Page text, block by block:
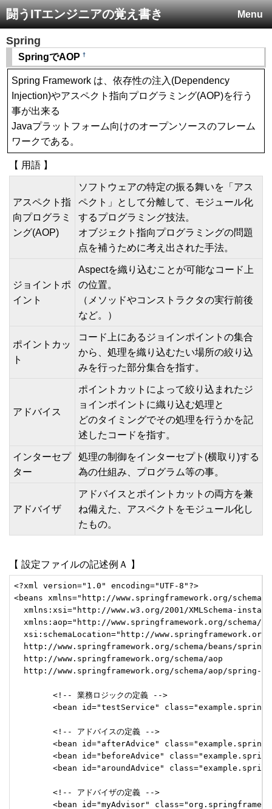
Menu
闘うITエンジニアの覚え書き
Spring
SpringでAOP †
Spring Framework は、依存性の注入(Dependency
Injection)やアスペクト指向プログラミング(AOP)を行う
事が出来る
Javaプラットフォーム向けのオープンソースのフレーム
ワークである。
【 用語 】
アスペクト指
向プログラミ
ング(AOP)
ソフトウェアの特定の振る舞いを「アス
ペクト」として分離して、モジュール化
するプログラミング技法。
オブジェクト指向プログラミングの問題
点を補うために考え出された手法。
ジョイントポ
イント
Aspectを織り込むことが可能なコード上
の位置。
（メソッドやコンストラクタの実行前後
など。）
ポイントカッ
ト
コード上にあるジョインポイントの集合
から、処理を織り込むたい場所の絞り込
みを行った部分集合を指す。
アドバイス
ポイントカットによって絞り込まれたジ
ョインポイントに織り込む処理と
どのタイミングでその処理を行うかを記
述したコードを指す。
インターセプ
ター
処理の制御をインターセプト(横取り)する
為の仕組み、プログラム等の事。
アドバイザ
アドバイスとポイントカットの両方を兼
ね備えた、アスペクトをモジュール化し
たもの。
【 設定ファイルの記述例Ａ 】
<?xml version="1.0" encoding="UTF-8"?>
<beans xmlns="http://www.springframework.org/schema/
xmlns:xsi="http://www.w3.org/2001/XMLSchema-
xmlns:aop="http://www.springframework.org/schema/
xsi:schemaLocation="http://
http://www.springframework.org/schema/beans/
  http://www.springframework.org/schema/aop
http://www.springframework.org/schema/aop/spring-